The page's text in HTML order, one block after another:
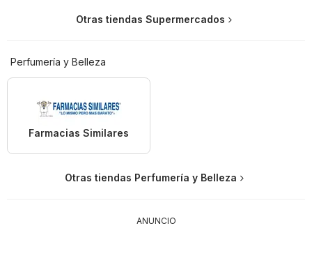
Otras tiendas Supermercados
Perfumería y Belleza
Farmacias Similares
Otras tiendas Perfumería y Belleza
ANUNCIO